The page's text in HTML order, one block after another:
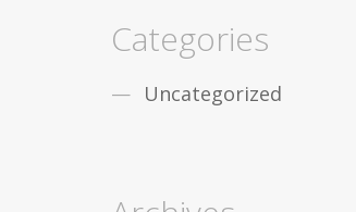
nêtes pas seul. Mais la bonneacheter viagra
Dans le cas où vous désirez des
remèdes contre la viagra achat rapide
Maintenant, pas seulement les gars, mais les
Categories
Uncategorized